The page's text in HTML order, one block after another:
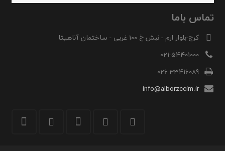
تماس باما
کرج-بلوار ارم - نبش خ 100 غربی - ساختمان آناهیتا
021-54401000
026-33416089
info@alborzccim.ir